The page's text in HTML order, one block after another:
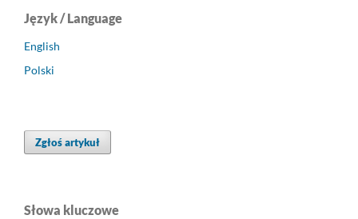
Język / Language
English
Polski
Zgłoś artykuł
Słowa kluczowe